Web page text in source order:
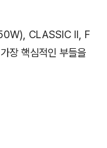
CLASSIC II, F
장 핵심적인 부들을